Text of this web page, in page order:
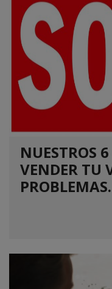
NUESTROS
VENDER TU
PROBLEMAS.